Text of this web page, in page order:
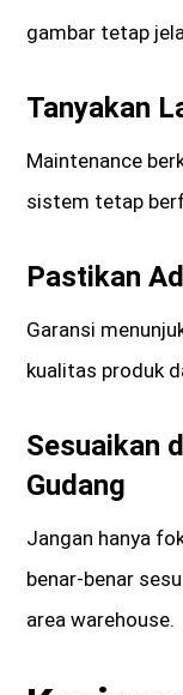
gambar tetap
Tanyakan
Maintenance
sistem tetap
Pastikan
Garansi
kualitas produk
Sesuaikan
Gudang
Jangan hanya
benar-benar
area warehouse.